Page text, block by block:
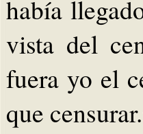
había
vista del
fuera yo el
que